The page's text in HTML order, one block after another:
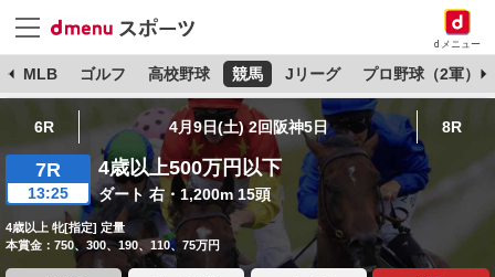
dメニュー
MLB ゴルフ 高校野球 競馬 Jリーグ プロ野球（2軍）
6R 4月9日(土) 2回阪神5日 8R
7R
13:25
4歳以上500万円以下
ダート 右・1,200m 15頭
4歳以上 牝[指定] 定量
本賞金：750、300、190、110、75万円